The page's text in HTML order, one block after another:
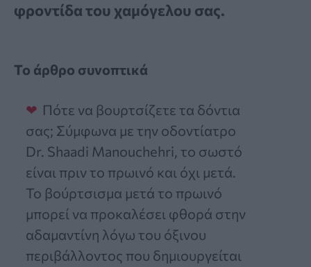
φροντίδα του χαμόγελου σας.
Το άρθρο συνοπτικά
Πότε να βουρτσίζετε τα δόντια
σας; Σύμφωνα με την οδοντίατρο
Dr. Shaadi Manouchehri, το σωστό
είναι πριν το πρωινό και όχι μετά.
Το βούρτσισμα μετά το πρωινό
μπορεί να προκαλέσει φθορά στην
αδαμαντίνη λόγω του όξινου
περιβάλλοντος που δημιουργείται